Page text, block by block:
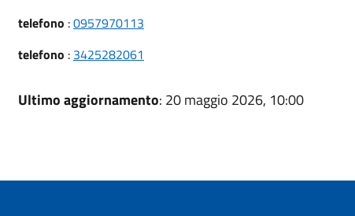
telefono :0957970113
telefono : 3425282061
Ultimo aggiornamento: 20 maggio 2026, 10:00